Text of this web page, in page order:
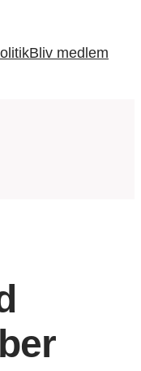
Bliv medlem